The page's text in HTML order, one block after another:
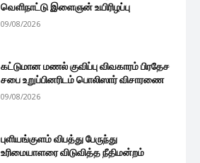
வெளிநாட்டு இளைஞன் உயிரிழப்பு
09/08/2026
கட்டுமான மணல் குவிப்பு விவகாரம் பிரதேச
சபை உறுப்பினரிடம் பொலிஸார் விசாரணை
09/08/2026
புளியங்குளம் விபத்து பேருந்து
உரிமையாளரை விடுவித்த நீதிமன்றம்